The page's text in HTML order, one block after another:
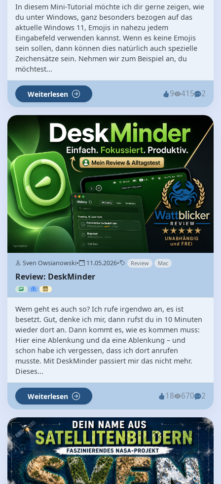
In diesem Mini-Tutorial möchte ich dir gerne zeigen, wie
du unter Windows, ganz besonders bezogen auf das
aktuelle Windows 11, Emojis in nahezu jedem
Eingabefeld verwenden kannst. Wenn es keine Emojis
sein sollen, dann können dies natürlich auch spezielle
Zeichensätze sein. Nehmen wir zum Beispiel an, du
möchtest...
Weiterlesen 9 415 2
Sven Owsianowski• 11.05.2026• Review Mac
Review: DeskMinder
Wem geht es auch so? Ich rufe irgendwo an, es ist
besetzt. Gut, denke ich mir, dann rufst du in 10 Minuten
wieder dort an. Dann kommt es, wie es kommen muss:
Hier eine Ablenkung und da eine Ablenkung – und
schon habe ich vergessen, dass ich dort anrufen
musste. Mit DeskMinder passiert mir das nicht mehr.
Dieses...
Weiterlesen 18 670 2